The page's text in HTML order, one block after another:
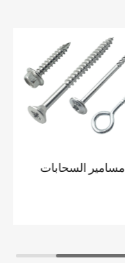
مسامير السحابات